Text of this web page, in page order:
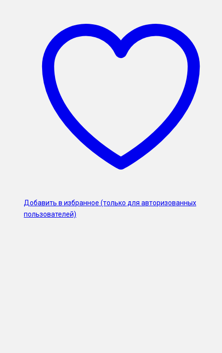
Добавить в избранное (только для авторизованных
пользователей)